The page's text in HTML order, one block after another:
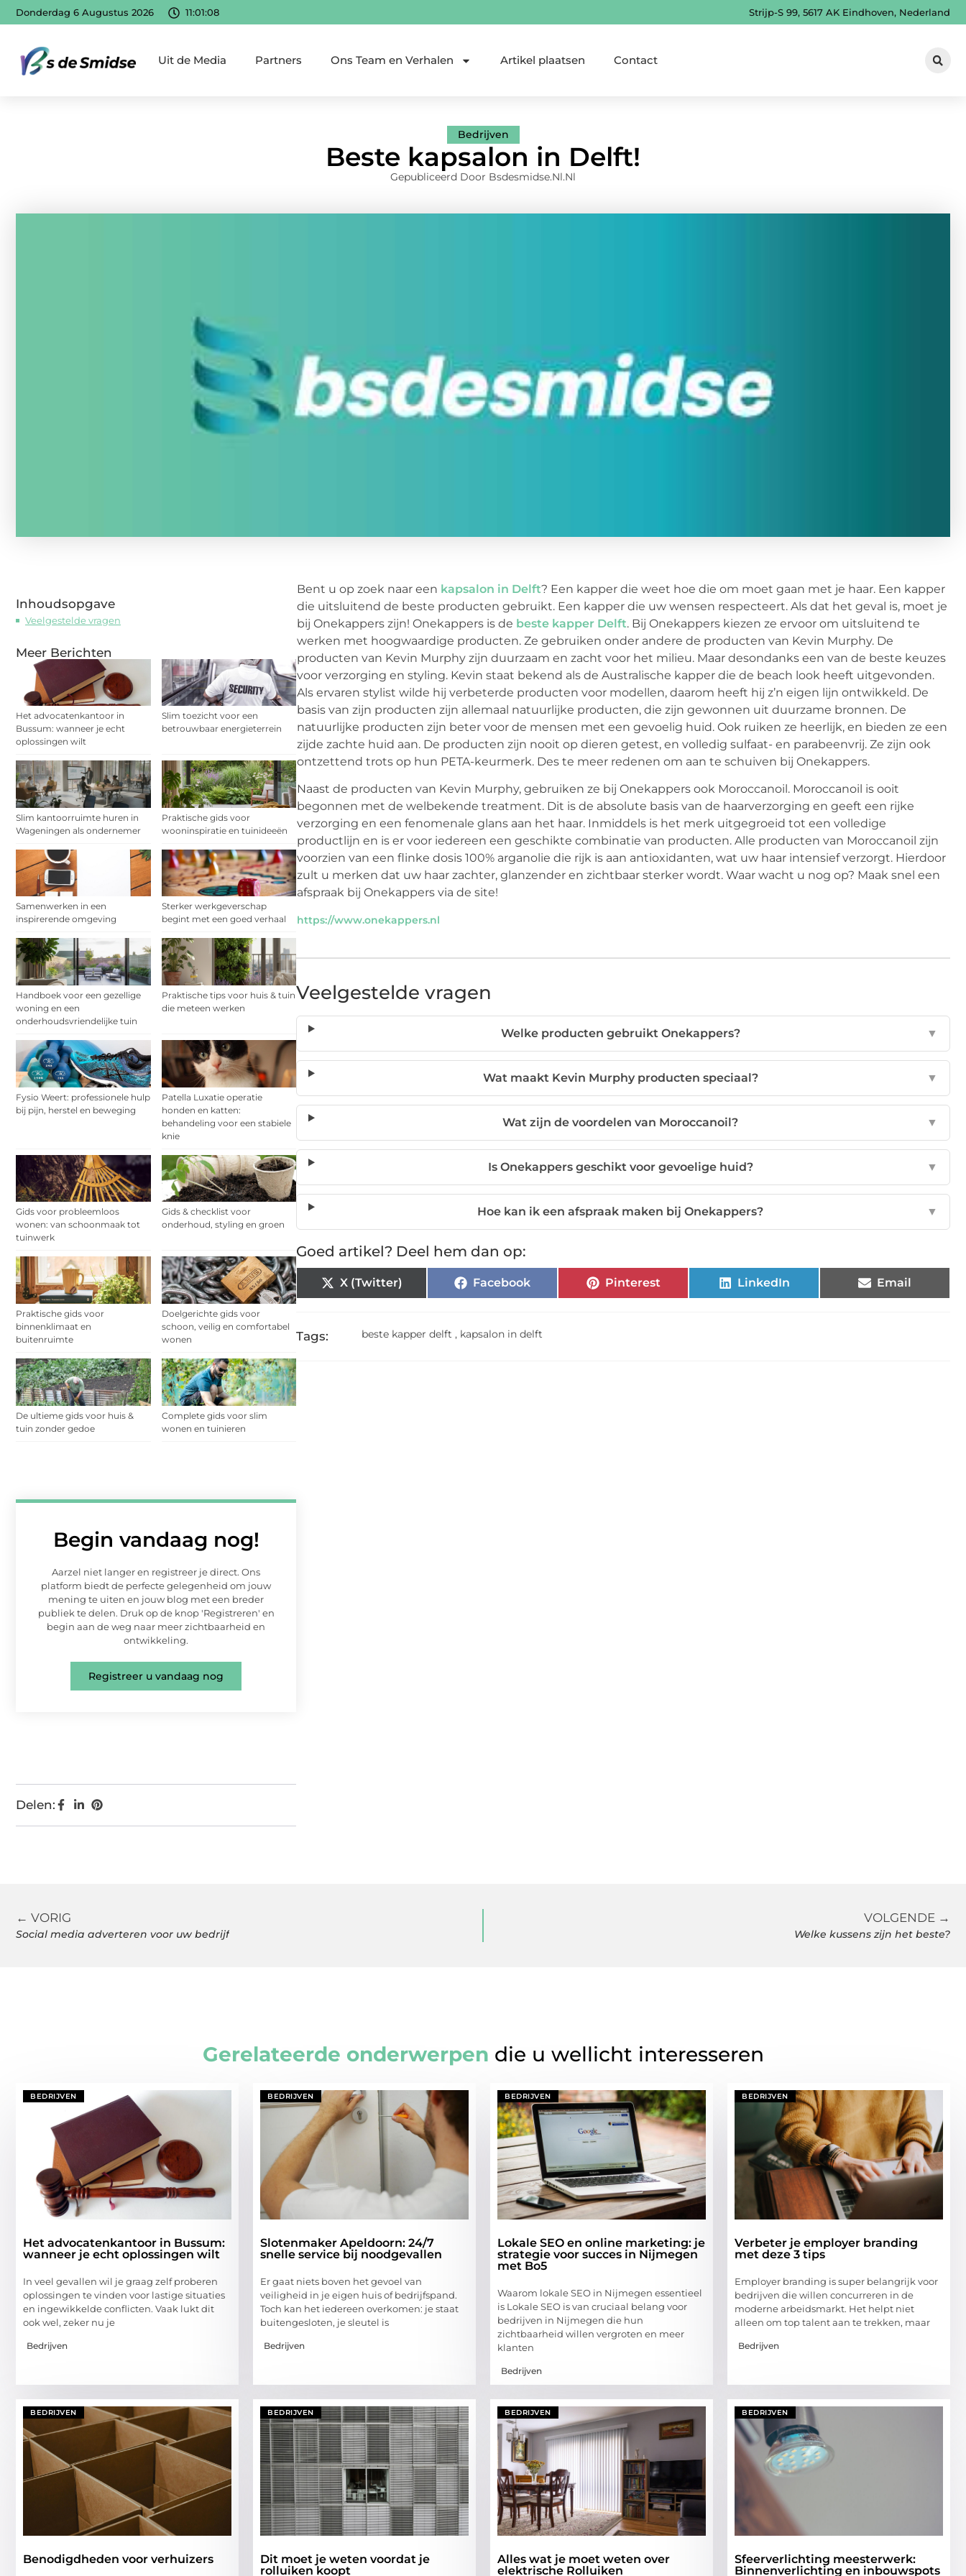
Donderdag 6 Augustus 2026 11:01:09 Strijp-S 99, 5617 AK Eindhoven, Nederland
Uit de Media Partners Ons Team en Verhalen Artikel plaatsen Contact
Bedrijven
Beste kapsalon in Delft!
Gepubliceerd Door Bsdesmidse.nl.nl
Inhoudsopgave
Veelgestelde vragen
Meer Berichten
Het advocatenkantoor in
Bussum: wanneer je echt
oplossingen wilt
Slim toezicht voor een
betrouwbaar energieterrein
Slim kantoorruimte huren in
Wageningen als ondernemer
Praktische gids voor
wooninspiratie en tuinideeën
Samenwerken in een
inspirerende omgeving
Sterker werkgeverschap
begint met een goed verhaal
Handboek voor een gezellige
woning en een
onderhoudsvriendelijke tuin
Praktische tips voor huis & tuin
die meteen werken
Fysio Weert: professionele hulp
bij pijn, herstel en beweging
Patella Luxatie operatie
honden en katten:
behandeling voor een stabiele
knie
Gids voor probleemloos
wonen: van schoonmaak tot
tuinwerk
Gids & checklist voor
onderhoud, styling en groen
Praktische gids voor
binnenklimaat en
buitenruimte
Doelgerichte gids voor
schoon, veilig en comfortabel
wonen
De ultieme gids voor huis &
tuin zonder gedoe
Complete gids voor slim
wonen en tuinieren
Begin vandaag nog!
Aarzel niet langer en registreer je direct. Ons
platform biedt de perfecte gelegenheid om jouw
mening te uiten en jouw blog met een breder
publiek te delen. Druk op de knop 'Registreren' en
begin aan de weg naar meer zichtbaarheid en
ontwikkeling.
Registreer u vandaag nog
Delen:
Bent u op zoek naar een kapsalon in Delft? Een kapper die weet hoe die om moet gaan met je haar. Een kapper
die uitsluitend de beste producten gebruikt. Een kapper die uw wensen respecteert. Als dat het geval is, moet je
bij Onekappers zijn! Onekappers is de beste kapper Delft. Bij Onekappers kiezen ze ervoor om uitsluitend te
werken met hoogwaardige producten. Ze gebruiken onder andere de producten van Kevin Murphy. De
producten van Kevin Murphy zijn duurzaam en zacht voor het milieu. Maar desondanks een van de beste keuzes
voor verzorging en styling. Kevin staat bekend als de Australische kapper die de beach look heeft uitgevonden.
Als ervaren stylist wilde hij verbeterde producten voor modellen, daarom heeft hij z’n eigen lijn ontwikkeld. De
basis van zijn producten zijn allemaal natuurlijke producten, die zijn gewonnen uit duurzame bronnen. De
natuurlijke producten zijn beter voor de mensen met een gevoelig huid. Ook ruiken ze heerlijk, en bieden ze een
zijde zachte huid aan. De producten zijn nooit op dieren getest, en volledig sulfaat- en parabeenvrij. Ze zijn ook
ontzettend trots op hun PETA-keurmerk. Des te meer redenen om aan te schuiven bij Onekappers.
Naast de producten van Kevin Murphy, gebruiken ze bij Onekappers ook Moroccanoil. Moroccanoil is ooit
begonnen met de welbekende treatment. Dit is de absolute basis van de haarverzorging en geeft een rijke
verzorging en een fenomenale glans aan het haar. Inmiddels is het merk uitgegroeid tot een volledige
productlijn en is er voor iedereen een geschikte combinatie van producten. Alle producten van Moroccanoil zijn
voorzien van een flinke dosis 100% arganolie die rijk is aan antioxidanten, wat uw haar intensief verzorgt. Hierdoor
zult u merken dat uw haar zachter, glanzender en zichtbaar sterker wordt. Waar wacht u nog op? Maak snel een
afspraak bij Onekappers via de site!
https://www.onekappers.nl
Veelgestelde vragen
Welke producten gebruikt Onekappers? ▼
Wat maakt Kevin Murphy producten speciaal? ▼
Wat zijn de voordelen van Moroccanoil? ▼
Is Onekappers geschikt voor gevoelige huid? ▼
Hoe kan ik een afspraak maken bij Onekappers? ▼
Goed artikel? Deel hem dan op:
X (Twitter) Facebook Pinterest LinkedIn Email
Tags: beste kapper delft , kapsalon in delft
← VORIG
Social media adverteren voor uw bedrijf
VOLGENDE →
Welke kussens zijn het beste?
Gerelateerde onderwerpen die u wellicht interesseren
BEDRIJVEN
Het advocatenkantoor in Bussum:
wanneer je echt oplossingen wilt
In veel gevallen wil je graag zelf proberen
oplossingen te vinden voor lastige situaties
en ingewikkelde conflicten. Vaak lukt dit
ook wel, zeker nu je
Bedrijven
BEDRIJVEN
Slotenmaker Apeldoorn: 24/7
snelle service bij noodgevallen
Er gaat niets boven het gevoel van
veiligheid in je eigen huis of bedrijfspand.
Toch kan het iedereen overkomen: je staat
buitengesloten, je sleutel is
Bedrijven
BEDRIJVEN
Lokale SEO en online marketing: je
strategie voor succes in Nijmegen
met Bo5
Waarom lokale SEO in Nijmegen essentieel
is Lokale SEO is van cruciaal belang voor
bedrijven in Nijmegen die hun
zichtbaarheid willen vergroten en meer
klanten
Bedrijven
BEDRIJVEN
Verbeter je employer branding
met deze 3 tips
Employer branding is super belangrijk voor
bedrijven die willen concurreren in de
moderne arbeidsmarkt. Het helpt niet
alleen om top talent aan te trekken, maar
Bedrijven
BEDRIJVEN
Benodigdheden voor verhuizers
BEDRIJVEN
Dit moet je weten voordat je
rolluiken koopt
BEDRIJVEN
Alles wat je moet weten over
elektrische Rolluiken
BEDRIJVEN
Sfeerverlichting meesterwerk:
Binnenverlichting en inbouwspots